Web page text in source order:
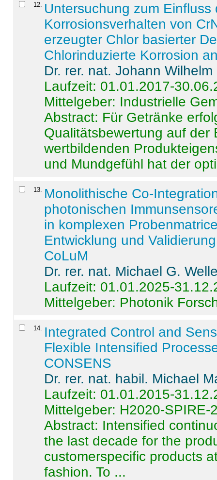
12
Untersuchung zum
Korrosionsverhalten von
erzeugter Chlor basierter
Chlorinduzierte Korrosion
Dr. rer. nat. Johann
Laufzeit: 01.01.2017-
Mittelgeber: Industrielle
Abstract: Für Getränke
Qualitätsbewertung auf der
wertbildenden
und Mundgefühl hat der
13
Monolithische Co-
photonischen
in komplexen
Entwicklung und
CoLuM
Dr. rer. nat. Michael G.
Laufzeit: 01.01.2025-
Mittelgeber: Photonik
14
Integrated Control and
Flexible Intensified
CONSENS
Dr. rer. nat. habil. Michael
Laufzeit: 01.01.2015-
Mittelgeber: H2020-SPIRE-
Abstract: Intensified
the last decade for the
customerspecific products
fashion. To ...